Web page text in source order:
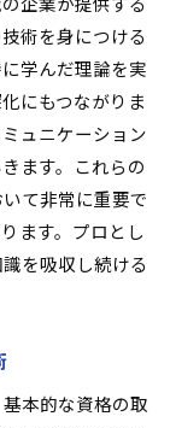
術を身につける
学んだ理論を実
にもつながりま
ュニケーション
ます。これらの
て非常に重要で
ます。プロとし
を吸収し続ける
本的な資格の取